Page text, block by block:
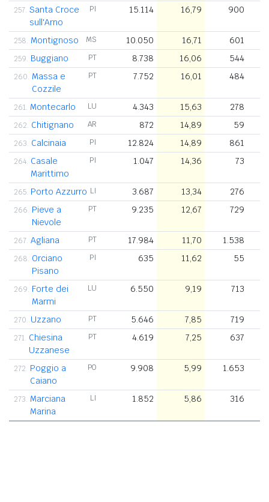
257. Santa Croce
sull'Arno
PI 15.114 16,79 900
258. Montignoso MS 10.050 16,71 601
259. Buggiano PT 8.738 16,06 544
260. Massa e
Cozzile
PT 7.752 16,01 484
261. Montecarlo LU 4.343 15,63 278
262. Chitignano AR 872 14,89 59
263. Calcinaia PI 12.824 14,89 861
264. Casale
Marittimo
PI 1.047 14,36 73
265. Porto Azzurro LI 3.687 13,34 276
266. Pieve a
Nievole
PT 9.235 12,67 729
267. Agliana PT 17.984 11,70 1.538
268. Orciano
Pisano
PI 635 11,62 55
269. Forte dei
Marmi
LU 6.550 9,19 713
270. Uzzano PT 5.646 7,85 719
271. Chiesina
Uzzanese
PT 4.619 7,25 637
272. Poggio a
Caiano
PO 9.908 5,99 1.653
273. Marciana
Marina
LI 1.852 5,86 316